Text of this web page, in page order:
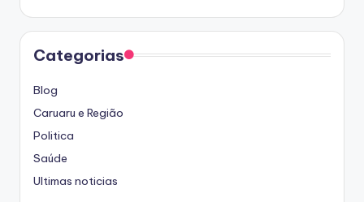
Categorias
Blog
Caruaru e Região
Politica
Saúde
Ultimas noticias